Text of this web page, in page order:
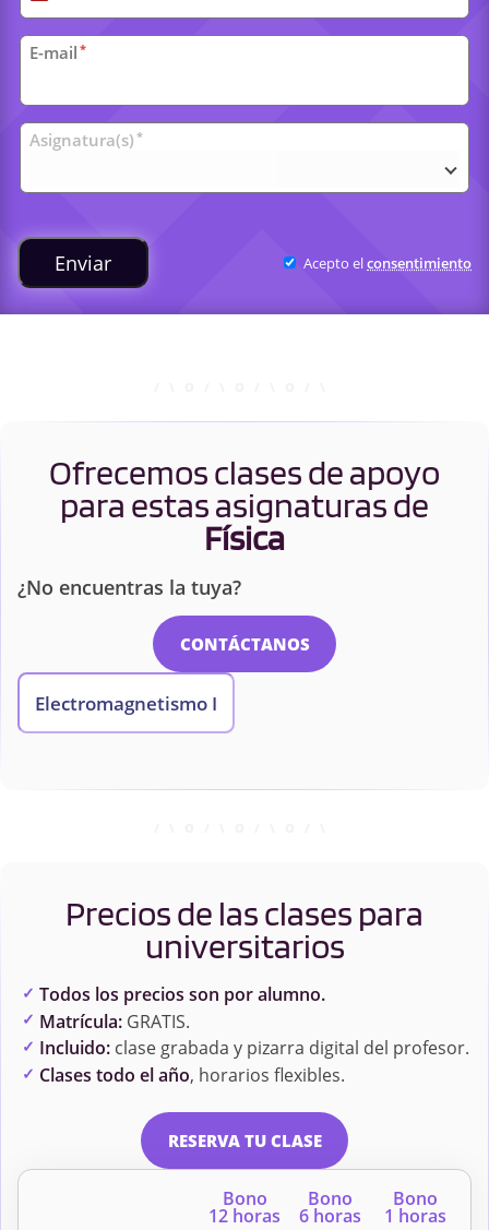
+34
E-mail *
Clases
universitarias
Asignatura(s) *
Enviar Acepto elconsentimiento
Ofrecemos clases de apoyo
para estas asignaturas de
Física
¿No encuentras la tuya?
CONTÁCTANOS
Electromagnetismo I
Precios de las clases para
universitarios
Todos los precios son por alumno.
Matrícula:GRATIS.
Incluido:clase grabada y pizarra digital del profesor.
Clases todo el año, horarios flexibles.
RESERVA TU CLASE
Bono
12 horas
Bono
6 horas
Bono
1 horas